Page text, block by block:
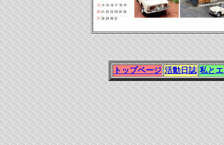
トップページ 活動日誌 私と